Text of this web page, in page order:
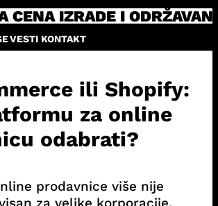
CENA IZRADE I
VESTI KONTAKT
ili Shopify:
za online
odabrati?
prodavnice više nije